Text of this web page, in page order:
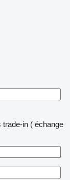
trade-in ( échange